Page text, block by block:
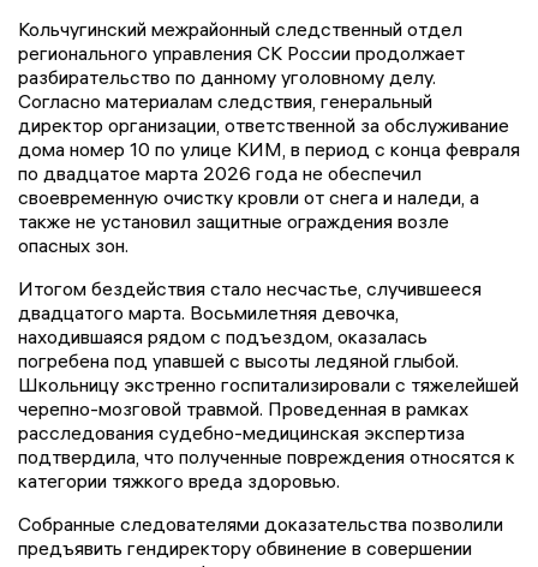
Кольчугинский межрайонный следственный отдел
регионального управления СК России продолжает
разбирательство по данному уголовному делу.
Согласно материалам следствия, генеральный
директор организации, ответственной за обслуживание
дома номер 10 по улице КИМ, в период с конца февраля
по двадцатое марта 2026 года не обеспечил
своевременную очистку кровли от снега и наледи, а
также не установил защитные ограждения возле
опасных зон.
Итогом бездействия стало несчастье, случившееся
двадцатого марта. Восьмилетняя девочка,
находившаяся рядом с подъездом, оказалась
погребена под упавшей с высоты ледяной глыбой.
Школьницу экстренно госпитализировали с тяжелейшей
черепно-мозговой травмой. Проведенная в рамках
расследования судебно-медицинская экспертиза
подтвердила, что полученные повреждения относятся к
категории тяжкого вреда здоровью.
Собранные следователями доказательства позволили
предъявить гендиректору обвинение в совершении